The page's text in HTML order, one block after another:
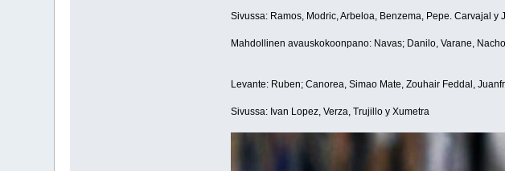
Sivussa: Ramos, Modric, Arbeloa, Benzema, Pepe. Carvajal y
Mahdollinen avauskokoonpano: Navas; Danilo, Varane,
Levante: Ruben; Canorea, Simao Mate, Zouhair Feddal,
Sivussa: Ivan Lopez, Verza, Trujillo y Xumetra